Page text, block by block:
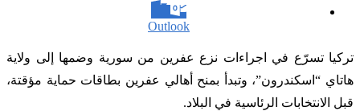
Outlook
تركيا تسرّع في اجراءات نزع عفرين من سورية وضمها إلى ولاية
هاتاي “اسكندرون”، وتبدأ بمنح أهالي عفرين بطاقات حماية مؤقتة،
قبل الانتخابات الرئاسية في البلاد.